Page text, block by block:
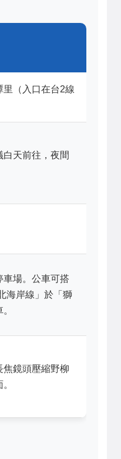
里（入口在台2線
天前往，夜間
車場。公車可搭
海岸線」於「獅
焦鏡頭壓縮野柳